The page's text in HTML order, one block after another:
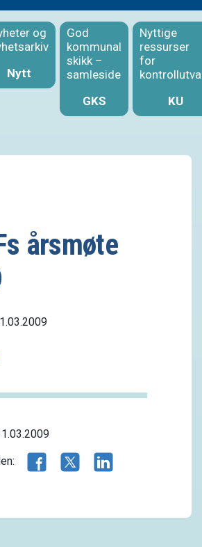
og
Nytt
God
kommunal
skikk –
samleside
GKS
Nyttige
ressurser
for
KU
årsmøte
Del artikkelen på Facebook
Del artikkelen på X.com